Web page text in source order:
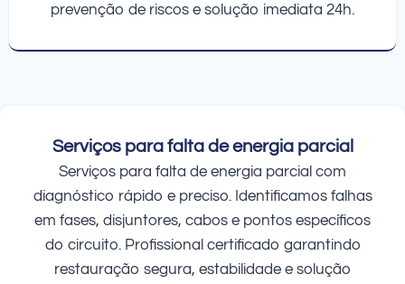
prevenção de riscos e solução imediata 24h.
Serviços para falta de energia parcial
Serviços para falta de energia parcial com
diagnóstico rápido e preciso. Identificamos falhas
em fases, disjuntores, cabos e pontos específicos
do circuito. Profissional certificado garantindo
restauração segura, estabilidade e solução